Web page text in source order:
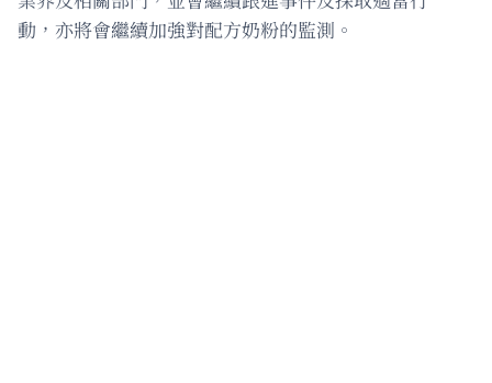
動，亦將會繼續加強對配方奶粉的監測。